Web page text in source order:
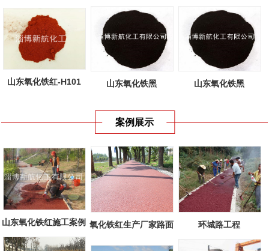
山东氧化铁红-H101 山东氧化铁黑 山东氧化铁黑
案例展示
山东氧化铁红施工案例 氧化铁红生产厂家路面
环城路工程